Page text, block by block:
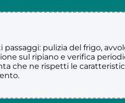
pulizia del frigo,
sul ripiano e verifica
che ne rispetti le